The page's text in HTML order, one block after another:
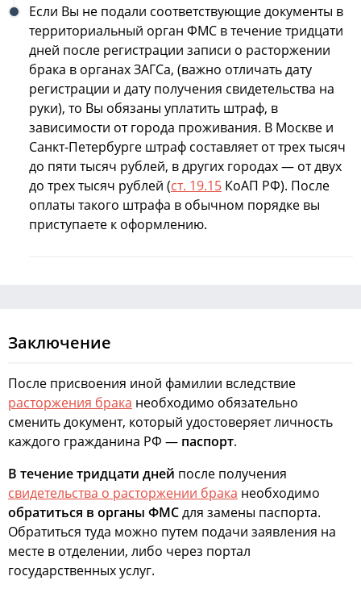
Если Вы не подали соответствующие документы в
территориальный орган ФМС в течение тридцати
дней после регистрации записи о расторжении
брака в органах ЗАГСа, (важно отличать дату
регистрации и дату получения свидетельства на
руки), то Вы обязаны уплатить штраф, в
зависимости от города проживания. В Москве и
Санкт-Петербурге штраф составляет от трех тысяч
до пяти тысяч рублей, в других городах — от двух
до трех тысяч рублей (ст. 19.15 КоАП РФ). После
оплаты такого штрафа в обычном порядке вы
приступаете к оформлению.
Заключение
После присвоения иной фамилии вследствие
расторжения брака необходимо обязательно
сменить документ, который удостоверяет личность
каждого гражданина РФ — паспорт.
В течение тридцати дней после получения
свидетельства о расторжении брака необходимо
обратиться в органы ФМСдля замены паспорта.
Обратиться туда можно путем подачи заявления на
месте в отделении, либо через портал
государственных услуг.